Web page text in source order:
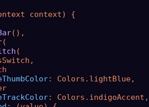
context) {
(),
(
(
: Colors.lightBlue,
: Colors.indigoAccent,